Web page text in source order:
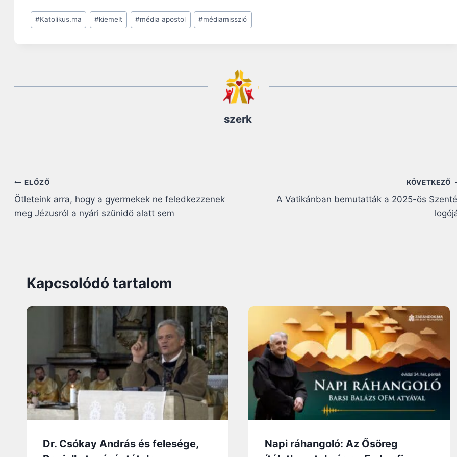
Post
Tags:
#Katolikus.ma #kiemelt #média apostol #médiamisszió
szerk
Bejegyzés
navigáció
ELŐZŐ
Ötleteink arra, hogy a gyermekek ne feledkezzenek
meg Jézusról a nyári szünidő alatt sem
KÖVETKEZŐ
A Vatikánban bemutatták a 2025-ös
Kapcsolódó tartalom
Dr. Csókay András és felesége,
Napi ráhangoló: Az Ősöreg